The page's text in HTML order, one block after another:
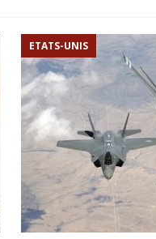
ETATS-UNIS